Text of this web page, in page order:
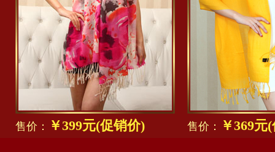
售价： ￥399元(促销价) 售价： ￥369元